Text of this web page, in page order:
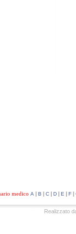
medico A | B | C| D| E | F|
Realizzato